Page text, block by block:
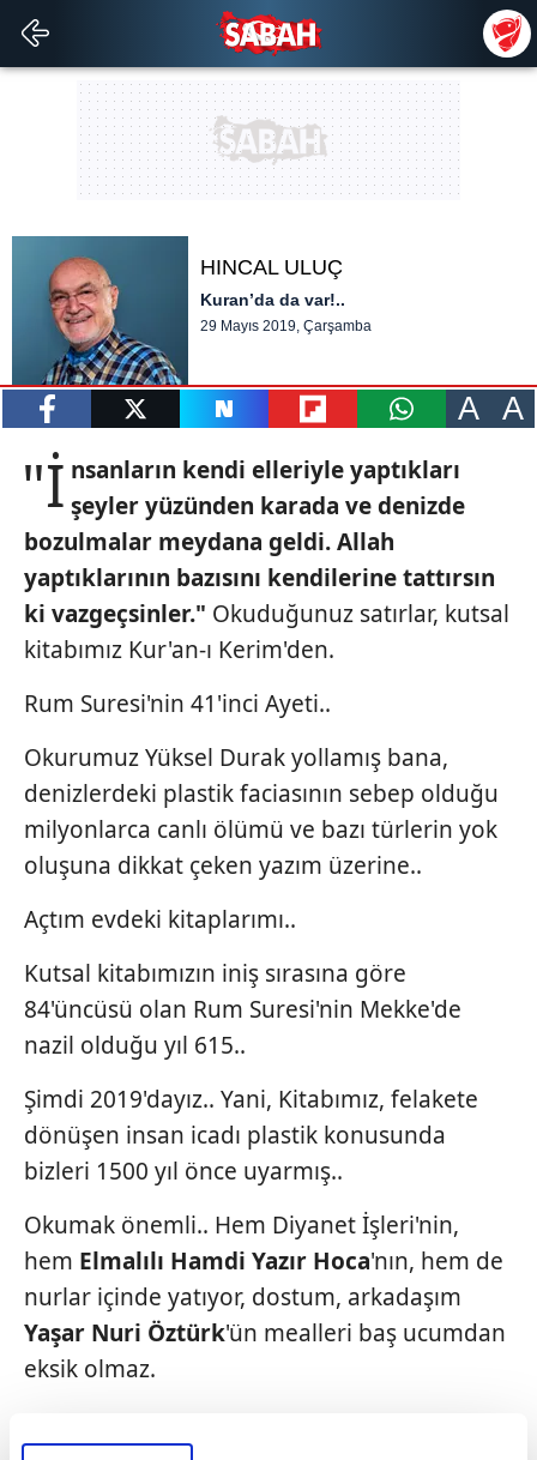
HINCAL ULUÇ
Kuran’da da var!..
29 Mayıs 2019, Çarşamba
A A
"İ nsanların kendi elleriyleyaptıkları
şeyleryüzünden karada ve denizde
bozulmalar meydana geldi. Allah
yaptıklarının bazısını kendilerine tattırsın
ki vazgeçsinler." Okuduğunuz satırlar, kutsal
kitabımız Kur'an-ı Kerim'den.
Rum Suresi'nin 41'inci Ayeti..
Okurumuz Yüksel Durak yollamış bana,
denizlerdeki plastik faciasının sebep olduğu
milyonlarca canlı ölümü ve bazı türlerin yok
oluşuna dikkat çeken yazım üzerine..
Açtım evdeki kitaplarımı..
Kutsal kitabımızın iniş sırasına göre
84'üncüsü olan Rum Suresi'nin Mekke'de
nazil olduğu yıl 615..
Şimdi 2019'dayız.. Yani, Kitabımız, felakete
dönüşen insan icadı plastik konusunda
bizleri 1500 yıl önce uyarmış..
Okumak önemli.. Hem Diyanet İşleri'nin,
hem Elmalılı Hamdi Yazır Hoca'nın, hem de
nurlar içinde yatıyor, dostum, arkadaşım
Yaşar Nuri Öztürk'ün mealleri baş ucumdan
eksik olmaz.